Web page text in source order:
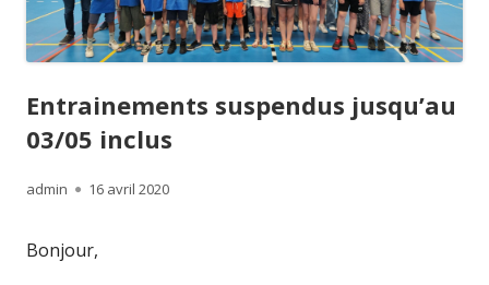
Entrainements suspendus jusqu’au
03/05 inclus
Auteur
admin
Publié
16 avril 2020
Bonjour,